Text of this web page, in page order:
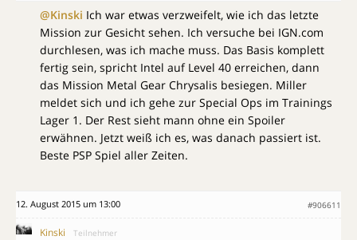
@Kinski Ich war etwas verzweifelt, wie ich das letzte
Mission zur Gesicht sehen. Ich versuche bei IGN.com
durchlesen, was ich mache muss. Das Basis komplett
fertig sein, spricht Intel auf Level 40 erreichen, dann
das Mission Metal Gear Chrysalis besiegen. Miller
meldet sich und ich gehe zur Special Ops im Trainings
Lager 1. Der Rest sieht mann ohne ein Spoiler
erwähnen. Jetzt weiß ich es, was danach passiert ist.
Beste PSP Spiel aller Zeiten.
12. August 2015 um 13:00 #906611
Kinski Teilnehmer